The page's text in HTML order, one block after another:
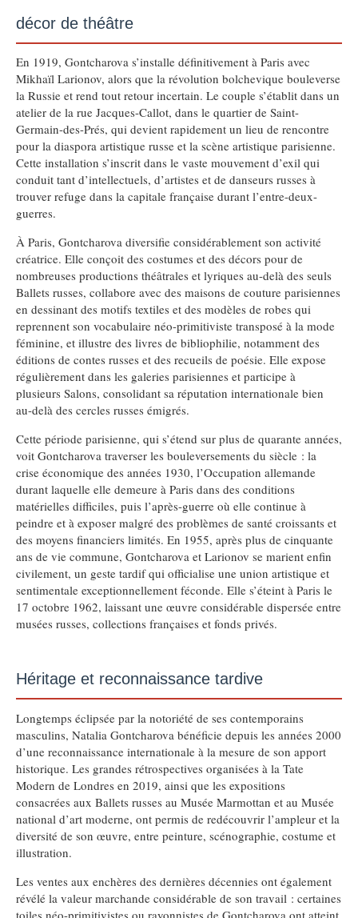
décor de théâtre
En 1919, Gontcharova s’installe définitivement à Paris avec
Mikhaïl Larionov, alors que la révolution bolchevique bouleverse
la Russie et rend tout retour incertain. Le couple s’établit dans un
atelier de la rue Jacques-Callot, dans le quartier de Saint-
Germain-des-Prés, qui devient rapidement un lieu de rencontre
pour la diaspora artistique russe et la scène artistique parisienne.
Cette installation s’inscrit dans le vaste mouvement d’exil qui
conduit tant d’intellectuels, d’artistes et de danseurs russes à
trouver refuge dans la capitale française durant l’entre-deux-
guerres.
À Paris, Gontcharova diversifie considérablement son activité
créatrice. Elle conçoit des costumes et des décors pour de
nombreuses productions théâtrales et lyriques au-delà des seuls
Ballets russes, collabore avec des maisons de couture parisiennes
en dessinant des motifs textiles et des modèles de robes qui
reprennent son vocabulaire néo-primitiviste transposé à la mode
féminine, et illustre des livres de bibliophilie, notamment des
éditions de contes russes et des recueils de poésie. Elle expose
régulièrement dans les galeries parisiennes et participe à
plusieurs Salons, consolidant sa réputation internationale bien
au-delà des cercles russes émigrés.
Cette période parisienne, qui s’étend sur plus de quarante années,
voit Gontcharova traverser les bouleversements du siècle : la
crise économique des années 1930, l’Occupation allemande
durant laquelle elle demeure à Paris dans des conditions
matérielles difficiles, puis l’après-guerre où elle continue à
peindre et à exposer malgré des problèmes de santé croissants et
des moyens financiers limités. En 1955, après plus de cinquante
ans de vie commune, Gontcharova et Larionov se marient enfin
civilement, un geste tardif qui officialise une union artistique et
sentimentale exceptionnellement féconde. Elle s’éteint à Paris le
17 octobre 1962, laissant une œuvre considérable dispersée entre
musées russes, collections françaises et fonds privés.
Héritage et reconnaissance tardive
Longtemps éclipsée par la notoriété de ses contemporains
masculins, Natalia Gontcharova bénéficie depuis les années 2000
d’une reconnaissance internationale à la mesure de son apport
historique. Les grandes rétrospectives organisées à la Tate
Modern de Londres en 2019, ainsi que les expositions
consacrées aux Ballets russes au Musée Marmottan et au Musée
national d’art moderne, ont permis de redécouvrir l’ampleur et la
diversité de son œuvre, entre peinture, scénographie, costume et
illustration.
Les ventes aux enchères des dernières décennies ont également
révélé la valeur marchande considérable de son travail : certaines
toiles néo-primitivistes ou rayonnistes de Gontcharova ont atteint